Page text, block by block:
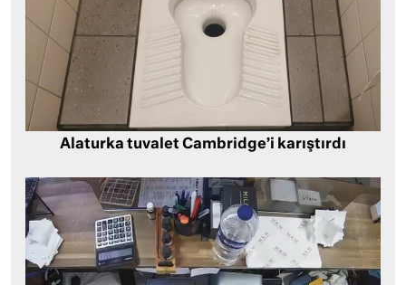
Alaturka tuvalet Cambridge’i karıştırdı